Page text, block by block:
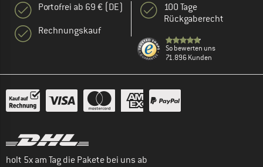
Portofrei ab 69 € (DE)
Rechnungskauf
100 Tage
Rückgaberecht
So bewerten uns
71.896 Kunden
holt 5x am Tag die Pakete bei uns ab